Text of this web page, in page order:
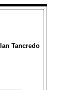
Tancredo